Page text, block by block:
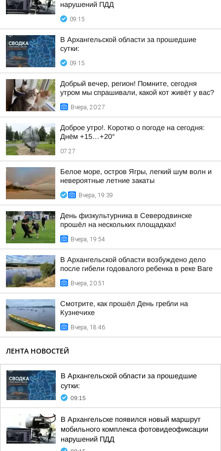
нарушений ПДД
09:15
В Архангельской области за прошедшие
сутки:
09:15
Добрый вечер, регион! Помните, сегодня
утром мы спрашивали, какой кот живёт у вас?
Вчера, 20:27
Доброе утро!. Коротко о погоде на сегодня:
Днём +15…+20°
07:27
Белое море, остров Ягры, легкий шум волн и
невероятные летние закаты
Вчера, 19:39
День физкультурника в Северодвинске
прошёл на нескольких площадках!
Вчера, 19:54
В Архангельской области возбуждено дело
после гибели годовалого ребенка в реке Ваге
Вчера, 20:51
Смотрите, как прошёл День гребли на
Кузнечихе
Вчера, 18:46
ЛЕНТА НОВОСТЕЙ
В Архангельской области за прошедшие
сутки:
09:15
В Архангельске появился новый маршрут
мобильного комплекса фотовидеофиксации
нарушений ПДД